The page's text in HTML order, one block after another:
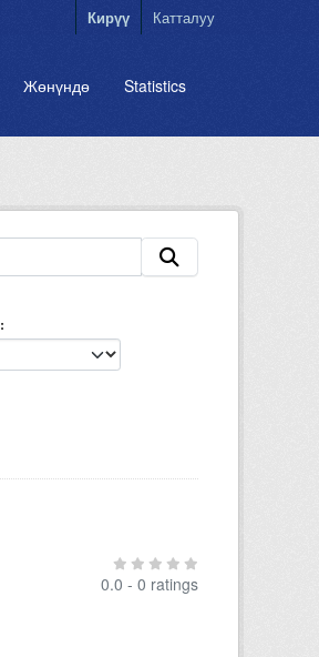
Кирүү Катталуу
Жөнүндө Statistics
0.0 - 0 ratings